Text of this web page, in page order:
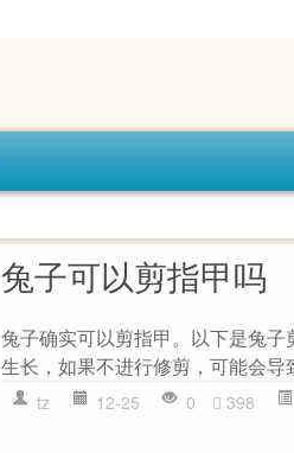
兔子可以剪指甲吗
兔子确实可以剪指甲。以下是兔
生长，如果不进行修剪，可能会
tz 12-25 0 398